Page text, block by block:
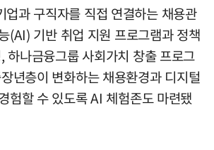
업과 구직자를 직접 연결하는 채용관
(AI) 기반 취업 지원 프로그램과 정책
하나금융그룹 사회가치 창출 프로그
년층이 변화하는 채용환경과 디지털
험할 수 있도록 AI 체험존도 마련됐